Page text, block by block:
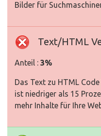
Bilder für
Text/HTML
Anteil : 3%
Das Text zu HTML
ist niedriger als 15
mehr Inhalte für Ihre